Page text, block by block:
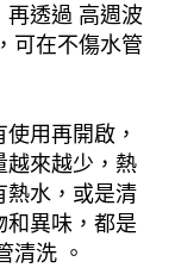
再透過 高週波
可在不傷水管
用再開啟，
越來越少，熱
熱水，或是清
和異味，都是
清洗 。